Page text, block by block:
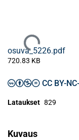
Ladataan...
osuva_5226.pdf
720.83 KB
CC BY-
Lataukset 829
Kuvaus